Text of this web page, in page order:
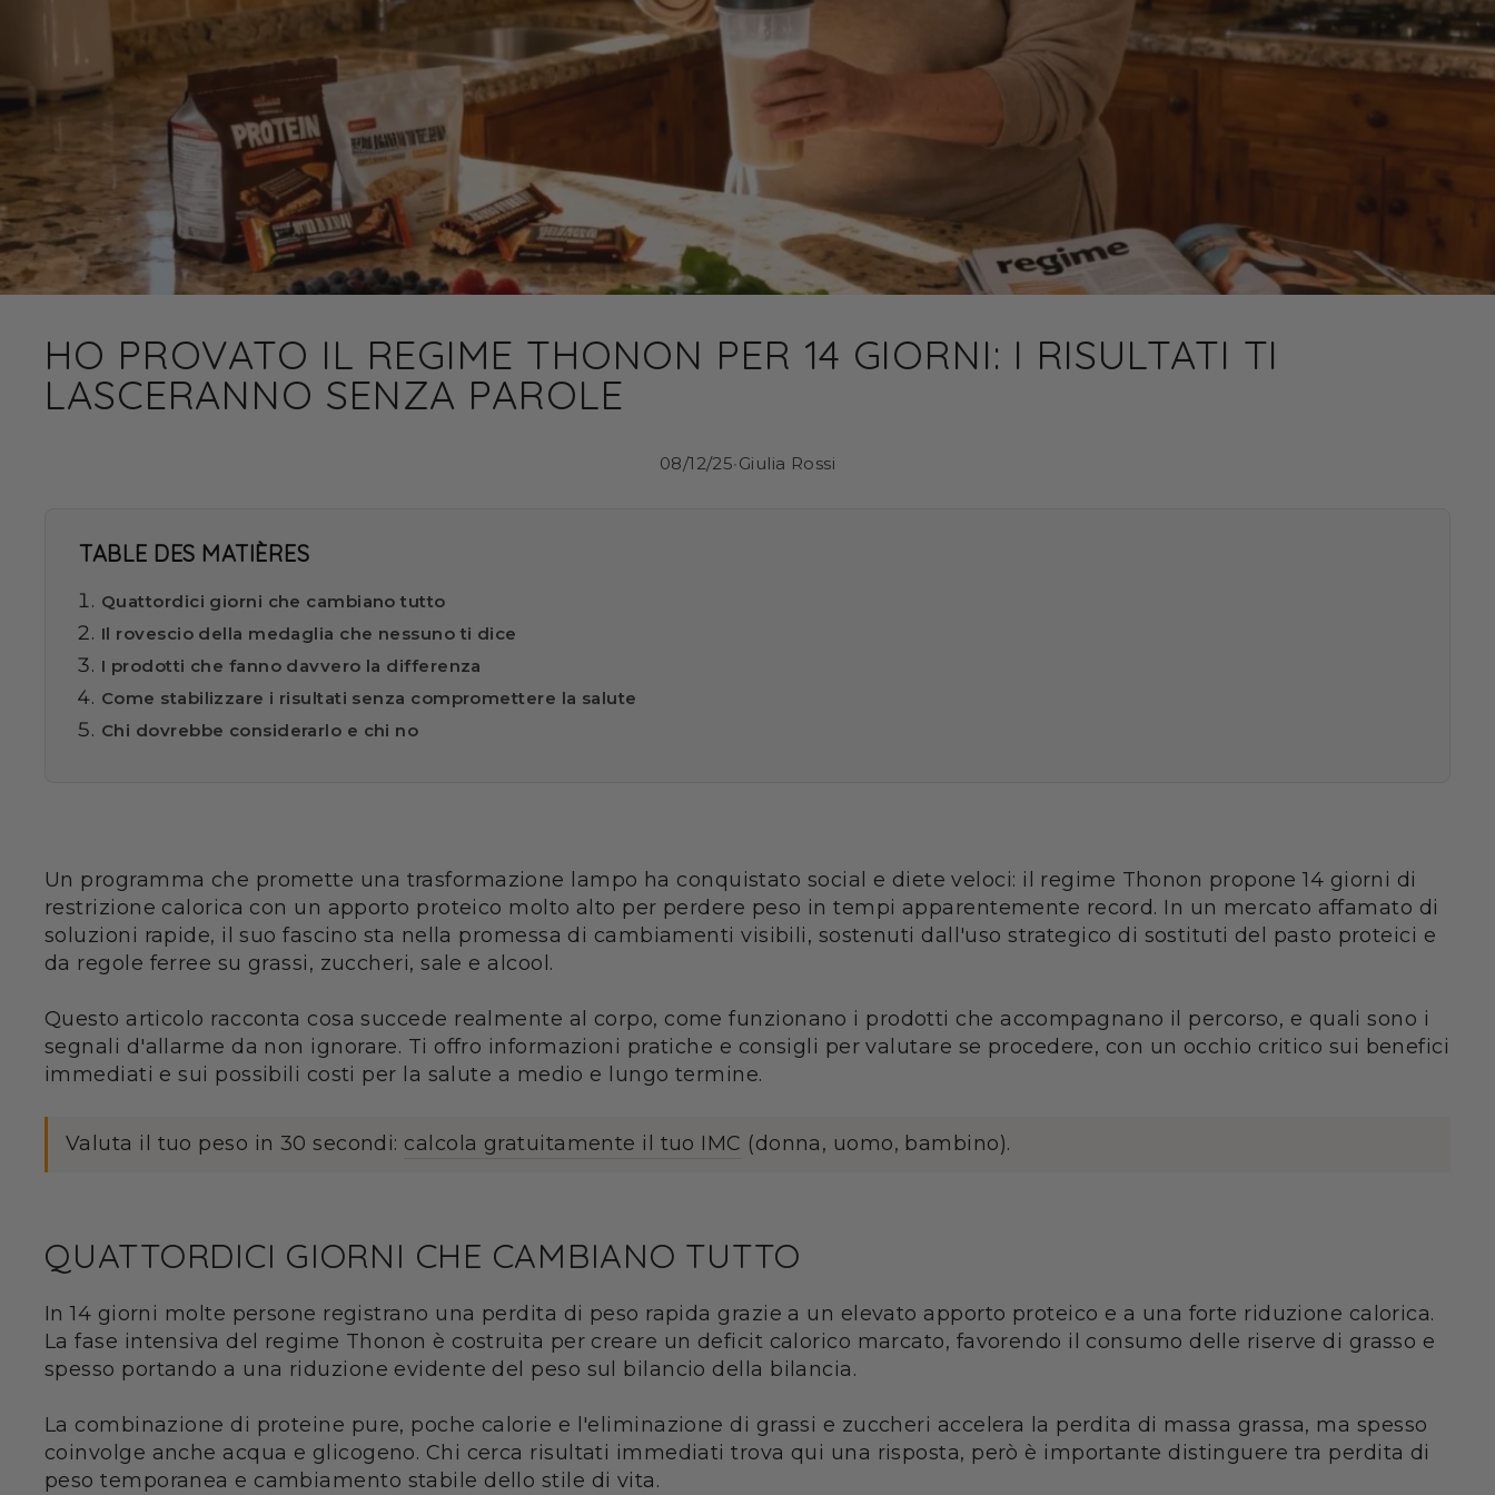
HO PROVATO IL REGIME THONON PER 14 GIORNI: I RISULTATI TI
LASCERANNO SENZA PAROLE
08/12/25•Giulia Rossi
TABLE DES MATIÈRES
Quattordici giorni che cambiano tutto
Il rovescio della medaglia che nessuno ti dice
I prodotti che fanno davvero la differenza
Come stabilizzare i risultati senza compromettere la salute
Chi dovrebbe considerarlo e chi no
Un programma che promette una trasformazione lampo ha conquistato social e diete veloci: il regime Thonon propone 14 giorni di
restrizione calorica con un apporto proteico molto alto per perdere peso in tempi apparentemente record. In un mercato affamato di
soluzioni rapide, il suo fascino sta nella promessa di cambiamenti visibili, sostenuti dall'uso strategico di sostituti del pasto proteici e
da regole ferree su grassi, zuccheri, sale e alcool.
Questo articolo racconta cosa succede realmente al corpo, come funzionano i prodotti che accompagnano il percorso, e quali sono i
segnali d'allarme da non ignorare. Ti offro informazioni pratiche e consigli per valutare se procedere, con un occhio critico sui benefici
immediati e sui possibili costi per la salute a medio e lungo termine.
Valuta il tuo peso in 30 secondi: calcola gratuitamente il tuo IMC (donna, uomo, bambino).
QUATTORDICI GIORNI CHE CAMBIANO TUTTO
In 14 giorni molte persone registrano una perdita di peso rapida grazie a un elevato apporto proteico e a una forte riduzione calorica.
La fase intensiva del regime Thonon è costruita per creare un deficit calorico marcato, favorendo il consumo delle riserve di grasso e
spesso portando a una riduzione evidente del peso sul bilancio della bilancia.
La combinazione di proteine pure, poche calorie e l'eliminazione di grassi e zuccheri accelera la perdita di massa grassa, ma spesso
coinvolge anche acqua e glicogeno. Chi cerca risultati immediati trova qui una risposta, però è importante distinguere tra perdita di
peso temporanea e cambiamento stabile dello stile di vita.